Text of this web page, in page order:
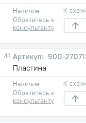
Наличие
Обратитесь к
консультанту
К
41
900-
Пластина
Наличие
Обратитесь к
консультанту
К